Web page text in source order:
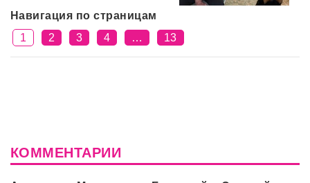
Навигация по страницам
1
2 3 4 … 13
КОММЕНТАРИИ